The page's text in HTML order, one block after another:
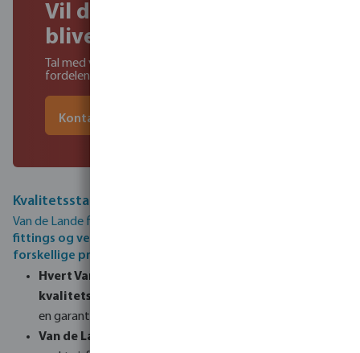
Vil du vide mere om at
blive VDL forhandler?
Tal med vores eksperter og få mere at vide om
fordelene ved VDL for dig og dine kunder
Kontakt vores eksperter
Kvalitetsstandard
Van de Lande fremstiller et
fittings og ventiler og producerer mere end 4.500
forskellige produkter
Hvert Van de Lande-produkt gennemgår strenge
kvalitetskontroller
en garanti for topkvalitet.
Van de Lande fremstiller deres egne forme